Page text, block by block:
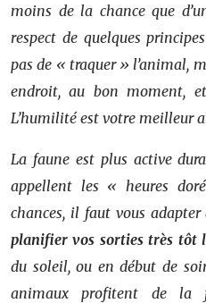
moins de la chance que
respect de quelques
pas de « traquer » l’animal,
endroit, au bon moment,
L’humilité est votre meilleur
La faune est plus active
appellent les « heures
chances, il faut vous
planifier vos sorties très tôt
du soleil, ou en début de
animaux profitent de la